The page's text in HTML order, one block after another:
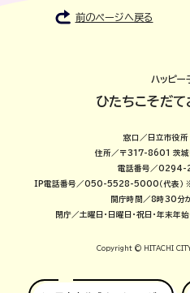
前のページへ戻る
ハッピー
ひたちこそだ
窓口／日立市役
住所／〒317-8601 茨城
電話番号／0294-
IP電話番号／050-5528-5000（代表）
開庁時間／8時30分
閉庁／土曜日・日曜日・祝日・年末年
Copyright © HITACHI